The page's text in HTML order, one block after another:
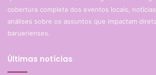
cobertura completa dos eventos locais,
análises sobre os assuntos que impactam
baruerienses.
Últimas notícias